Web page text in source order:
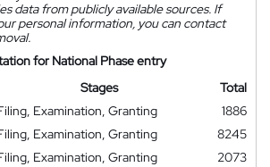
data from publicly available sources. If
personal information, you can contact
for National Phase entry
Stages
Total
Examination, Granting
1886
Examination, Granting
8245
Examination, Granting
2073